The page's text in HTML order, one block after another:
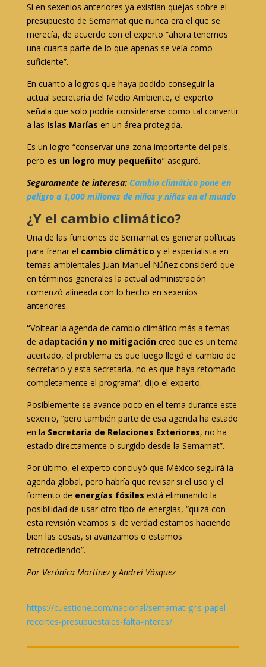
Si en sexenios anteriores ya existían quejas sobre el
presupuesto de Semarnat que nunca era el que se
merecía, de acuerdo con el experto “ahora tenemos
una cuarta parte de lo que apenas se veía como
suficiente”.
En cuanto a logros que haya podido conseguir la
actual secretaría del Medio Ambiente, el experto
señala que solo podría considerarse como tal convertir
a las Islas Marías en un área protegida.
Es un logro “conservar una zona importante del país,
pero es un logro muy pequeñito” aseguró.
Seguramente te interesa: Cambio climático pone en
peligro a 1,000 millones de niños y niñas en el mundo
¿Y el cambio climático?
Una de las funciones de Semarnat es generar políticas
para frenar el cambio climático y el especialista en
temas ambientales Juan Manuel Núñez consideró que
en términos generales la actual administración
comenzó alineada con lo hecho en sexenios
anteriores.
“Voltear la agenda de cambio climático más a temas
de adaptación y no mitigacióncreo que es un tema
acertado, el problema es que luego llegó el cambio de
secretario y esta secretaria, no es que haya retomado
completamente el programa”, dijo el experto.
Posiblemente se avance poco en el tema durante este
sexenio, “pero también parte de esa agenda ha estado
en la Secretaría de Relaciones Exteriores, no ha
estado directamente o surgido desde la Semarnat”.
Por último, el experto concluyó que México seguirá la
agenda global, pero habría que revisar si el uso y el
fomento de energías fósiles está eliminando la
posibilidad de usar otro tipo de energías, “quizá con
esta revisión veamos si de verdad estamos haciendo
bien las cosas, si avanzamos o estamos
retrocediendo”.
Por Verónica Martínez y Andrei Vásquez
https://cuestione.com/nacional/semarnat-gris-papel-
recortes-presupuestales-falta-interes/